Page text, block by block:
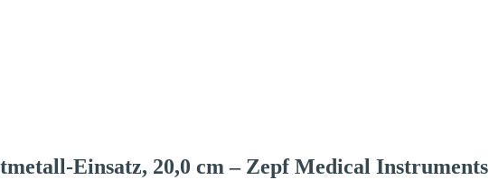
Einsatz, 20,0 cm – Zepf Medical Instruments